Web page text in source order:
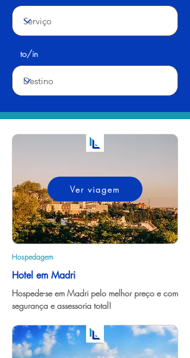
to/in
Ver viagem
Hospedagem
Hotel em Madri
Hospede-se em Madri pelo melhor preço e com
segurança e assessoria total!